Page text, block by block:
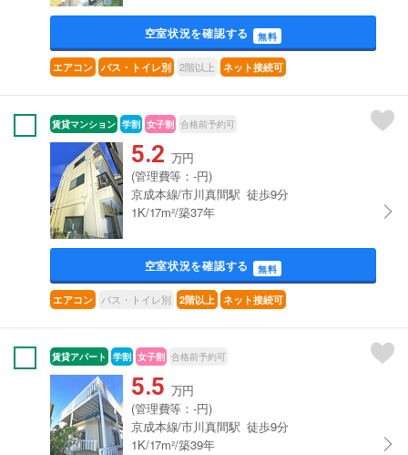
空室状況を確認する 無料
エアコン バス・トイレ別 2階以上 ネット接続可
賃貸マンション 学割 女子割 合格前予約可
5.2 万円
(管理費等：-円)
京成本線/市川真間駅 徒歩9分
1K/17m²/築37年
空室状況を確認する 無料
エアコン バス・トイレ別 2階以上 ネット接続可
賃貸アパート 学割 女子割 合格前予約可
5.5 万円
(管理費等：-円)
京成本線/市川真間駅 徒歩9分
1K/17m²/築39年